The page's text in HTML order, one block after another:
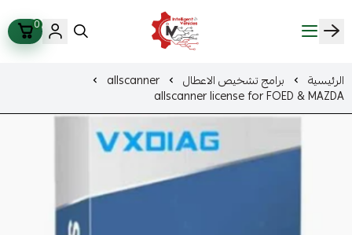
ذكاء المركبات Intelligent Vehicles
0
الرئيسية برامج تشخيص الاعطال allscanner
allscanner license for FOED & MAZDA